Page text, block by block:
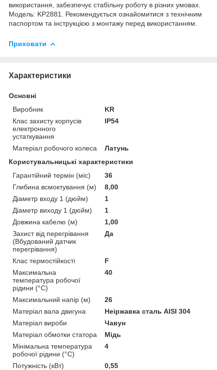
використання, забезпечує стабільну роботу в різних умовах.
Модель: KP2881. Рекомендується ознайомитися з технічним
паспортом та інструкцією з монтажу перед використанням.
Приховати
Характеристики
Основні
Виробник
KR
Клас захисту корпусів
електронного
устаткування
IP54
Матеріал робочого колеса
Латунь
Користувальницькі характеристики
Гарантійний термін (міс)
36
Глибина всмоктування (м)
8,00
Діаметр входу 1 (дюйм)
1
Діаметр виходу 1 (дюйм)
1
Довжина кабелю (м)
1,00
Захист від перегрівання
(Вбудований датчик
перегрівання)
Да
Клас термостійкості
F
Максимальна
температура робочої
рідини (°C)
40
Максимальний напір (м)
26
Матеріал вала двигуна
Неіржавка сталь AISI 304
Матеріал вироби
Чавун
Матеріал обмотки статора
Мідь
Мінімальна температура
робочої рідини (°C)
4
Потужність (кВт)
0,55